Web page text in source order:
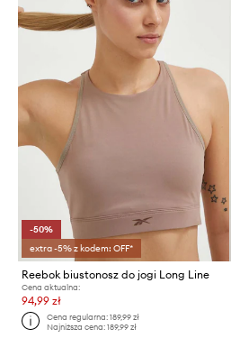
-50%
extra -5% z kodem: OFF*
Reebok biustonosz do jogi Long Line
Cena aktualna:
94,99 zł
Cena regularna:189,99 zł
Najniższa cena:189,99 zł